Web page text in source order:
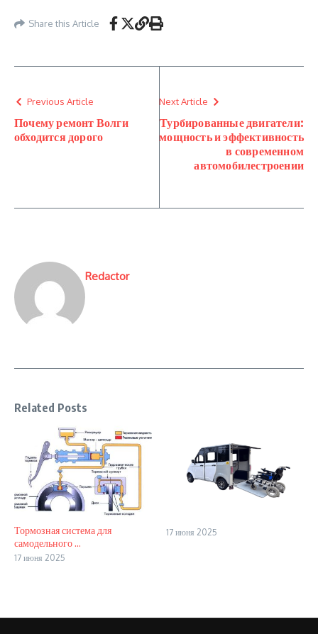
Share this Article
Previous Article
Почему ремонт Волги
обходится дорого
Next Article
Турбированные двигатели:
мощность и эффективность
в современном
автомобилестроении
Redactor
Related Posts
Тормозная система для
самодельного ...
17 июня 2025
17 июня 2025